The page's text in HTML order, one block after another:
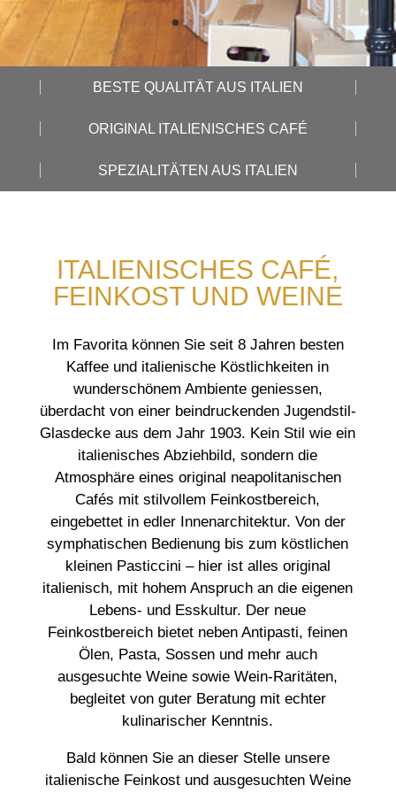
BESTE QUALITÄT AUS ITALIEN
ORIGINAL ITALIENISCHES CAFÉ
SPEZIALITÄTEN AUS ITALIEN
ITALIENISCHES CAFÉ,
FEINKOST UND WEINE
Im Favorita können Sie seit 8 Jahren besten
Kaffee und italienische Köstlichkeiten in
wunderschönem Ambiente geniessen,
überdacht von einer beindruckenden Jugendstil-
Glasdecke aus dem Jahr 1903. Kein Stil wie ein
italienisches Abziehbild, sondern die
Atmosphäre eines original neapolitanischen
Cafés mit stilvollem Feinkostbereich,
eingebettet in edler Innenarchitektur. Von der
symphatischen Bedienung bis zum köstlichen
kleinen Pasticcini – hier ist alles original
italienisch, mit hohem Anspruch an die eigenen
Lebens- und Esskultur. Der neue
Feinkostbereich bietet neben Antipasti, feinen
Ölen, Pasta, Sossen und mehr auch
ausgesuchte Weine sowie Wein-Raritäten,
begleitet von guter Beratung mit echter
kulinarischer Kenntnis.
Bald können Sie an dieser Stelle unsere
italienische Feinkost und ausgesuchten Weine